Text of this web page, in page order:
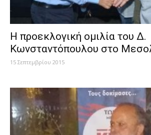
Η προεκλογική ομιλία του Δ.
Κωνσταντόπουλου στο
15 Σεπτεμβρίου 2015